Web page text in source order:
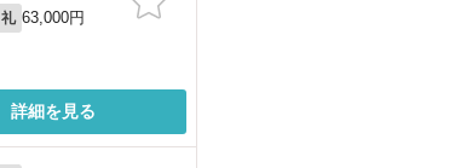
礼 63,000円
詳細を見る